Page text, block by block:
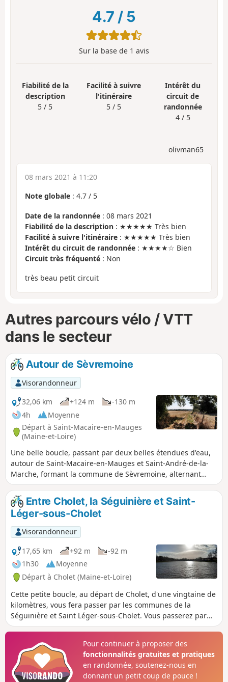
4.7 / 5
Sur la base de 1 avis
Fiabilité de la
description
5 / 5
Facilité à suivre
l'itinéraire
5 / 5
Intérêt du
circuit de
randonnée
4 / 5
olivman65
08 mars 2021 à 11:20
Note globale : 4.7 / 5
Date de la randonnée : 08 mars 2021
Fiabilité de la description : ★★★★★ Très bien
Facilité à suivre l'itinéraire : ★★★★★ Très bien
Intérêt du circuit de randonnée : ★★★★☆ Bien
Circuit très fréquenté : Non
très beau petit circuit
Autres parcours vélo / VTT
dans le secteur
Autour de Sèvremoine
Visorandonneur
32,06 km
+124 m
-130 m
4h
Moyenne
Départ à Saint-Macaire-en-Mauges
(Maine-et-Loire)
Une belle boucle, passant par deux belles étendues d'eau,
autour de Saint-Macaire-en-Mauges et Saint-André-de-la-
Marche, formant la commune de Sèvremoine, alternant
grande route (très peu), petites routes, chemins de terre
pour tracteurs, et peu de sentiers.
Entre Cholet, la Séguinière et Saint-
Léger-sous-Cholet
Visorandonneur
17,65 km
+92 m
-92 m
1h30
Moyenne
Départ à Cholet (Maine-et-Loire)
Cette petite boucle, au départ de Cholet, d'une vingtaine de
kilomètres, vous fera passer par les communes de la
Séguinière et Saint Léger-sous-Cholet. Vous passerez par
l'Église de la Séguière avec son clocher original, le Lac de
existe 2 raidillons, un au départ assez court et un autre plus
long à La Séguinière. Attention aux petites jambes !
Pour continuer à proposer des
fonctionnalités gratuites et pratiques
en randonnée, soutenez-nous en
donnant un petit coup de pouce !